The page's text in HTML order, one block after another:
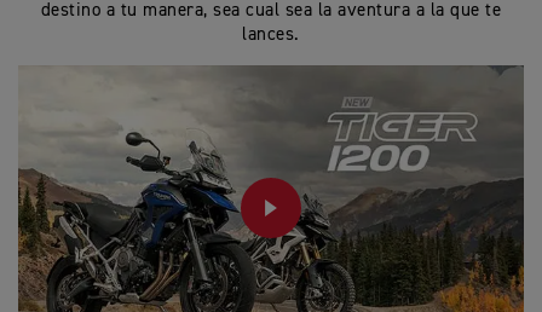
destino a tu manera, sea cual sea la aventura a la que te
lances.
PLAY